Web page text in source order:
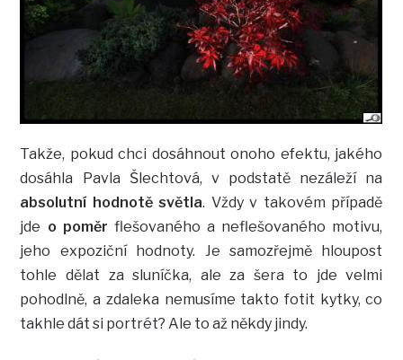
Takže, pokud chci dosáhnout onoho efektu, jakého
dosáhla Pavla Šlechtová, v podstatě nezáleží na
absolutní hodnotě světla. Vždy v takovém případě
jde o poměr flešovaného a neflešovaného motivu,
jeho expoziční hodnoty. Je samozřejmě hloupost
tohle dělat za sluníčka, ale za šera to jde velmi
pohodlně, a zdaleka nemusíme takto fotit kytky, co
takhle dát si portrét? Ale to až někdy jindy.